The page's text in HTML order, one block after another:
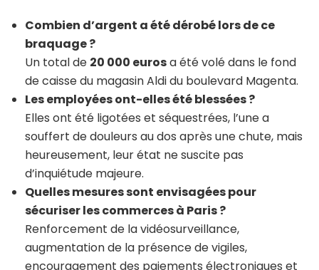
Combien d’argent a été dérobé lors de ce
braquage ?
Un total de 20 000 eurosa été volé dans le fond
de caisse du magasin Aldi du boulevard Magenta.
Les employées ont-elles été blessées ?
Elles ont été ligotées et séquestrées, l’une a
souffert de douleurs au dos après une chute, mais
heureusement, leur état ne suscite pas
d’inquiétude majeure.
Quelles mesures sont envisagées pour
sécuriser les commerces à Paris ?
Renforcement de la vidéosurveillance,
augmentation de la présence de vigiles,
encouragement des paiements électroniques et